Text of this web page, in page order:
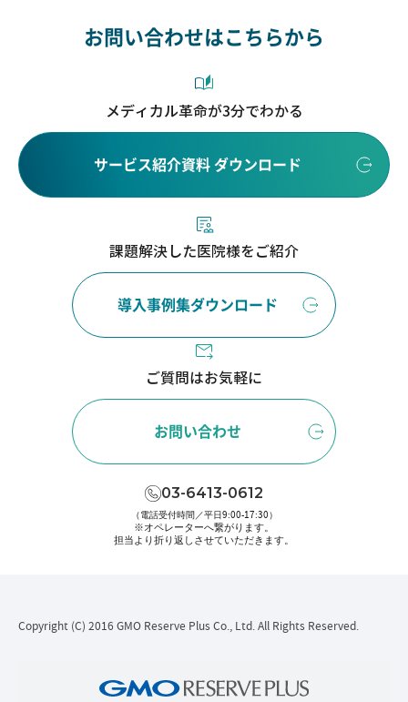
お問い合わせはこちらから
メディカル革命が3分でわかる
サービス紹介資料 ダウンロード
課題解決した医院様をご紹介
導入事例集ダウンロード
ご質問はお気軽に
お問い合わせ
03-6413-0612
（電話受付時間／平日9:00-17:30）
※オペレーターへ繋がります。
担当より折り返しさせていただきます。
Copyright (C) 2016 GMO Reserve Plus Co., Ltd. All Rights Reserved.